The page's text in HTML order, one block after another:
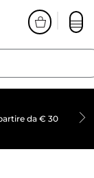
da € 30